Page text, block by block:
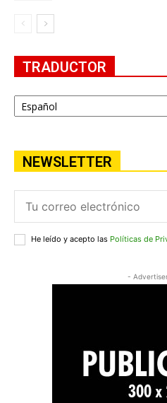
TRADUCTOR
NEWSLETTER
He leído y acepto las Políticas de
-